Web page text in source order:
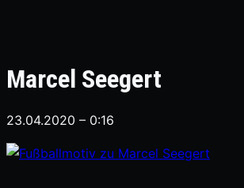
Marcel Seegert
23.04.2020 – 0:16